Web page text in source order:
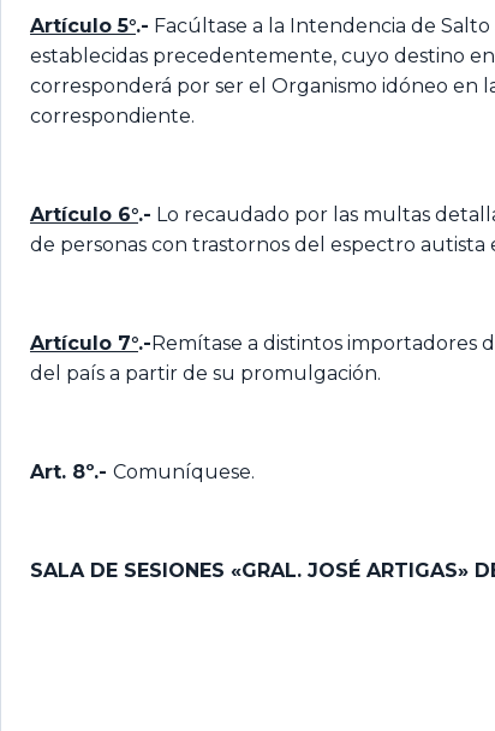
Artículo 5°.- Facúltase a la Intendencia de
establecidas precedentemente, cuyo destino
corresponderá por ser el Organismo idóneo en
correspondiente.
Artículo 6°.- Lo recaudado por las multas
de personas con trastornos del espectro
Artículo 7°.-Remítase a distintos importadores
del país a partir de su promulgación.
Art. 8º.- Comuníquese.
SALA DE SESIONES «GRAL. JOSÉ ARTIGAS»